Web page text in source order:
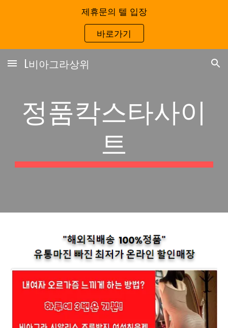
제휴문의 텔 입장
바로가기
L비아그라상위
정품칵스타사이
트